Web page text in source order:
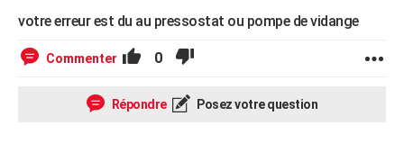
AVIS DE DÉCÈS
votre erreur est du au pressostat ou pompe de vidange
Commenter 0
Répondre Posez votre question